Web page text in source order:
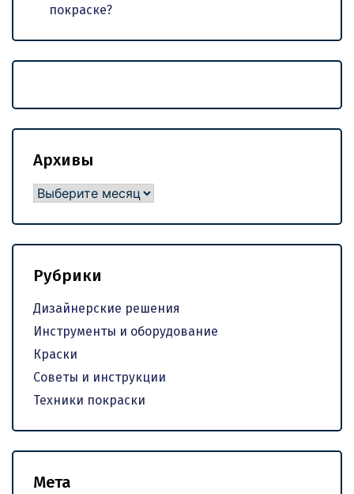
покраске?
Архивы
Архивы
Рубрики
Дизайнерские решения
Инструменты и оборудование
Краски
Советы и инструкции
Техники покраски
Мета